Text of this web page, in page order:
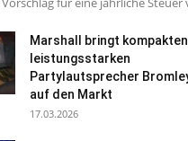
Marshall bringt
leistungsstarken
Partylautsprecher
auf den Markt
17.03.2026